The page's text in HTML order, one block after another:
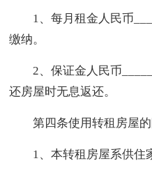
1、每月租金人民币
缴纳。
2、保证金人民币
还房屋时无息返还。
第四条使用转租房屋的
1、本转租房屋系供住家